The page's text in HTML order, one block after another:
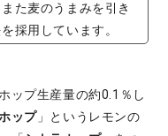
た麦のうまみを引き
採用しています。
ップ生産量の約0.1％し
ップ」というレモンの